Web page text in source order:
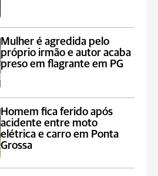
Mulher é agredida pelo
próprio irmão e autor acaba
preso em flagrante em PG
Homem fica ferido após
acidente entre moto
elétrica e carro em Ponta
Grossa